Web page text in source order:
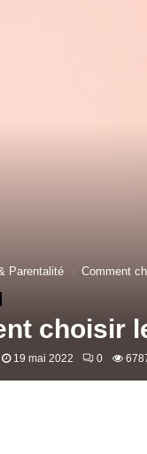
Parentalité Comment
choisir
19 mai 2022 0